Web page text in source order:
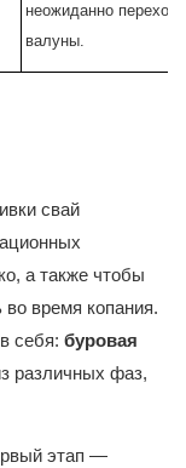
неожиданно
валуны.
свай
а также чтобы
во время копания.
себя: буровая
различных фаз,
этап —